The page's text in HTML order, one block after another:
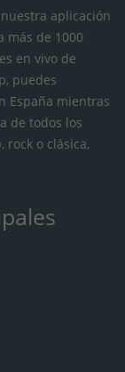
aplicación
más de 1000
en vivo de
puedes
España mientras
de todos los
rock o clásica,